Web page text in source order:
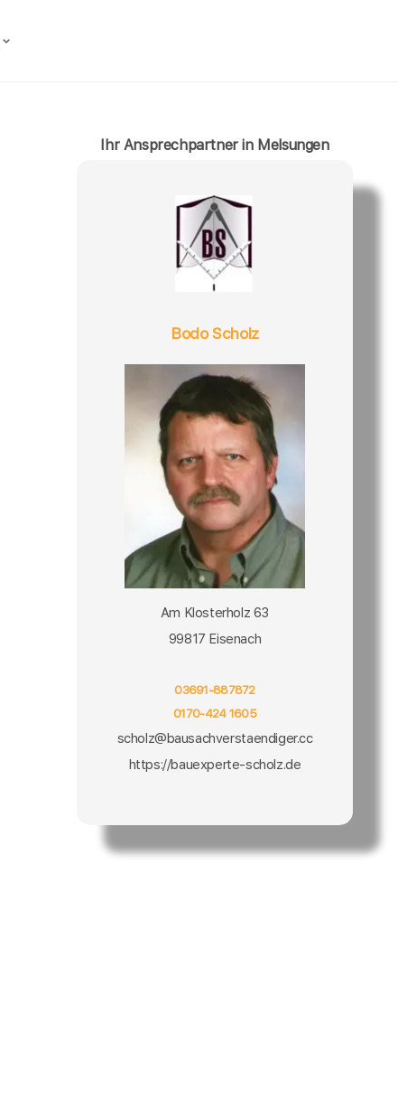
Ihr Ansprechpartner in Melsungen
Bodo Scholz
Am Klosterholz 63
99817 Eisenach
03691-887872
0170-424 1605
scholz@bausachverstaendiger.cc
https://bauexperte-scholz.de